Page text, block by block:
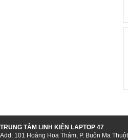
TRUNG TÂM LINH KIỆN LAPTOP 47
Add: 101 Hoàng Hoa Thám, P. Buôn Ma